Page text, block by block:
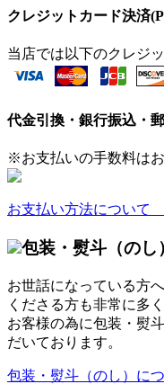
クレジットカード決済
当店では以下のクレジ
代金引換・銀行振込・
※お支払いの手数料は
お支払い方法について
包装・熨斗（のし
お世話になっている方
くださる方も非常に多
お客様の為に包装・熨
だいております。
包装・熨斗（のし）に